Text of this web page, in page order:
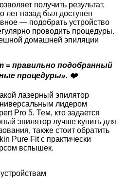
получить результат,
лет назад был доступен
— подобрать устройство
проводить процедуры.
домашней эпиляции
= правильно подобранный
процедуры». ❤️
лазерный эпилятор
лидером
Pro 5. Тем, кто задается
эпилятор лучше купить для
также стоит обратить
Pure Fit с практически
вспышек.